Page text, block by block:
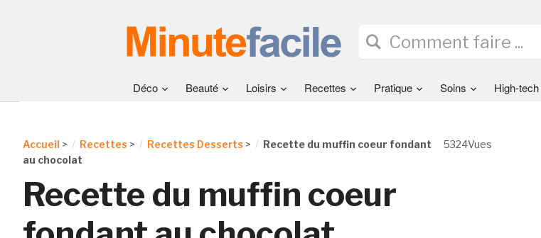
Déco Beauté Loisirs Recettes Pratique Soins High-tech
5324Vues
Accueil > Recettes > Recettes Desserts >
Recette du muffin coeur fondant
au chocolat
Recette du muffin coeur